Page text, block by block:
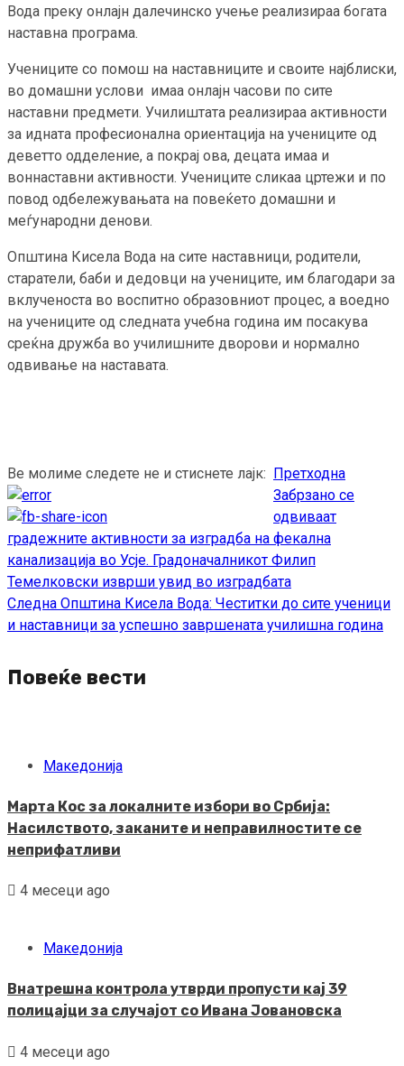
Вода преку онлајн далечинско учење реализираа богата
наставна програма.
Учениците со помош на наставниците и своите најблиски,
во домашни услови имаа онлајн часови по сите
наставни предмети. Училиштата реализираа активности
за идната професионална ориентација на учениците од
деветто одделение, а покрај ова, децата имаа и
воннаставни активности. Учениците сликаа цртежи и по
повод одбележувањата на повеќето домашни и
меѓународни денови.
Општина Кисела Вода на сите наставници, родители,
старатели, баби и дедовци на учениците, им благодари за
вклученоста во воспитно образовниот процес, а воедно
на учениците од следната учебна година им посакува
среќна дружба во училишните дворови и нормално
одвивање на наставата.
Ве молиме следете не и стиснете лајк:
Continue
Reading
Претходна
Забрзано се
одвиваат
градежните активности за изградба на фекална
канализација во Усје. Градоначалникот Филип
Темелковски изврши увид во изградбата
Следна Општина Кисела Вода: Честитки до сите ученици
и наставници за успешно завршената училишна година
Повеќе вести
Македонија
Марта Кос за локалните избори во Србија:
Насилството, заканите и неправилностите се
неприфатливи
4 месеци ago
Македонија
Внатрешна контрола утврди пропусти кај 39
полицајци за случајот со Ивана Јовановска
4 месеци ago